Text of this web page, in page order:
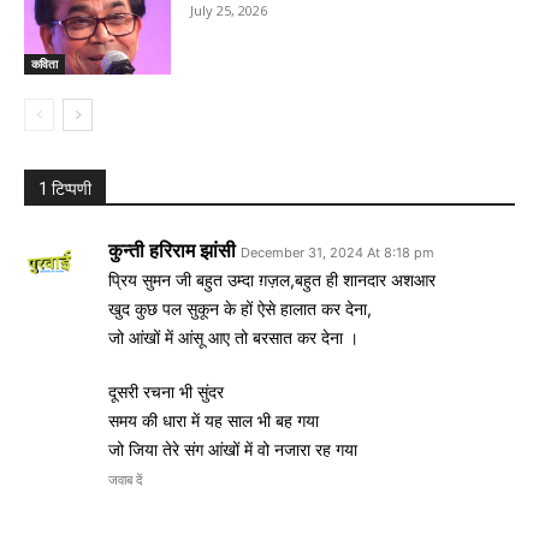
कविता
July 25, 2026
1 टिप्पणी
कुन्ती हरिराम झांसी December 31, 2024 At 8:18 pm
प्रिय सुमन जी बहुत उम्दा ग़ज़ल,बहुत ही शानदार अशआर
खुद कुछ पल सुकून के हों ऐसे हालात कर देना,
जो आंखों में आंसू आए तो बरसात कर देना ।
दूसरी रचना भी सुंदर
समय की धारा में यह साल भी बह गया
जो जिया तेरे संग आंखों में वो नजारा रह गया
जवाब दें